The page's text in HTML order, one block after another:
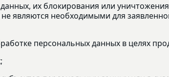
их блокирования или
являются необходимыми для
персональных данных в целях